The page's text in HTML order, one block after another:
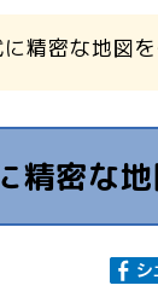
精密な地図を
密な